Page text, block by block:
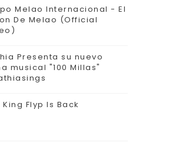
Melao Internacional - El
De Melao (Official
Presenta su nuevo
musical "100 Millas"
King Flyp Is Back